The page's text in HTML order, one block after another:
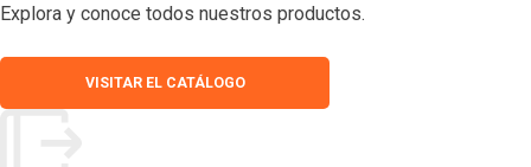
Explora y conoce todos nuestros productos.
VISITAR EL CATÁLOGO